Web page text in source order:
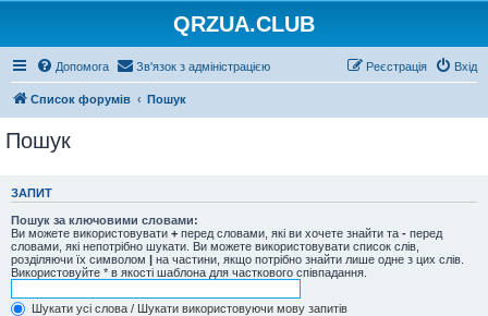
QRZUA.CLUB
Допомога Зв'язок з адміністрацією Вхід
Реєстрація
Список форумів Пошук
Пошук
ЗАПИТ
Пошук за ключовими словами:
Ви можете використовувати + перед словами, які ви хочете знайти та - перед
словами, які непотрібно шукати. Ви можете використовувати список слів,
розділяючи їх символом | на частини, якщо потрібно знайти лише одне з цих слів.
Використовуйте * в якості шаблона для часткового співпадання.
Шукати усі слова / Шукати використовуючи мову запитів